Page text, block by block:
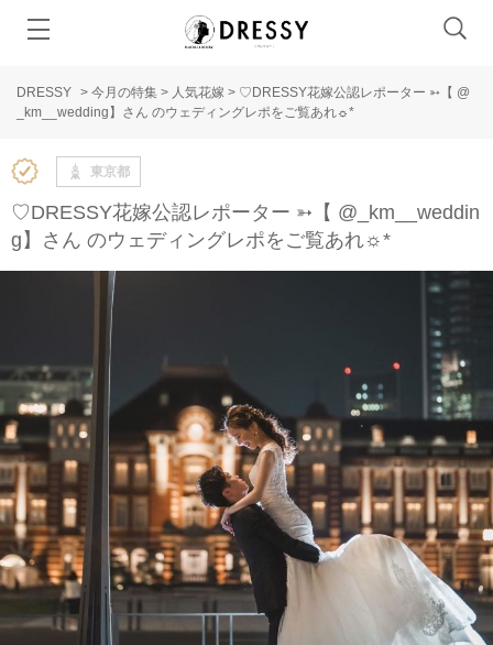
DRESSY > 今月の特集 > 人気花嫁 > ♡DRESSY花嫁公認レポーター ➳【 @
_km__wedding 】さん のウェディングレポをご覧あれ☼*
東京都
♡DRESSY花嫁公認レポーター ➳【 @_km__weddin
g 】さん のウェディングレポをご覧あれ☼*